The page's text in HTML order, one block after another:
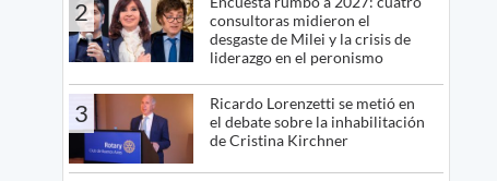
2
consultoras midieron el
desgaste de Milei y la crisis de
liderazgo en el peronismo
3
Ricardo Lorenzetti se metió en
el debate sobre la inhabilitación
de Cristina Kirchner